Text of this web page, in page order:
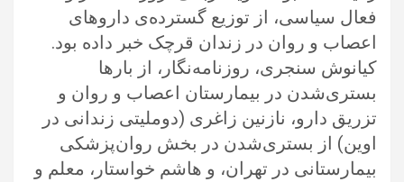
فعال سیاسی، از توزیع گسترده‌ی داروهای
اعصاب و ‏روان در زندان قرچک خبر داده بود.
کیانوش سنجری، روزنامه‌نگار، از بارها
بستری‌شدن در بیمارستان اعصاب و روان و
تزریق دارو، نازنین زاغری ‏‏(دوملیتی زندانی در
اوین) از بستری‌شدن در بخش روان‌پزشکی
بیمارستانی در تهران، و هاشم خواستار، معلم و